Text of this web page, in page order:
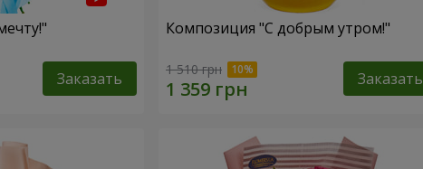
Заказать
Композиция "С добрым утром!"
1 510 грн Заказать